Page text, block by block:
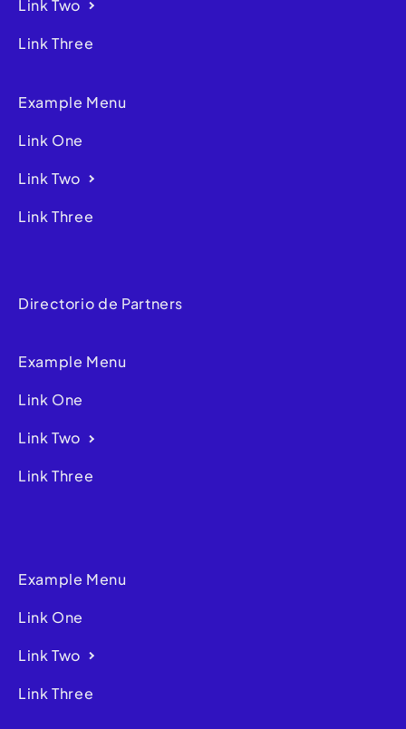
Link Two
Link Three
Example Menu
Link One
Link Two
Link Three
Directorio de Partners
Example Menu
Link One
Link Two
Link Three
Example Menu
Link One
Link Two
Link Three